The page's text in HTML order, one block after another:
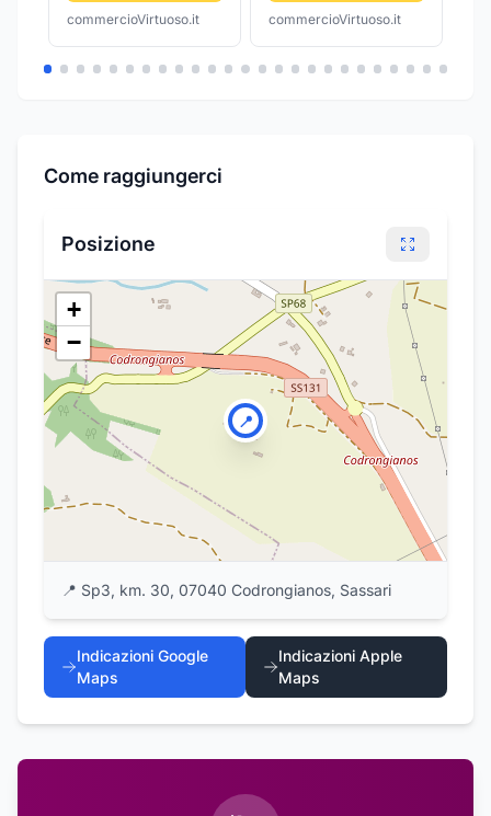
commercioVirtuoso.it commercioVirtuoso.it
Come raggiungerci
Posizione
📍
+
−
📍 Sp3, km. 30, 07040 Codrongianos, Sassari
Indicazioni Google
Maps
Indicazioni Apple
Maps